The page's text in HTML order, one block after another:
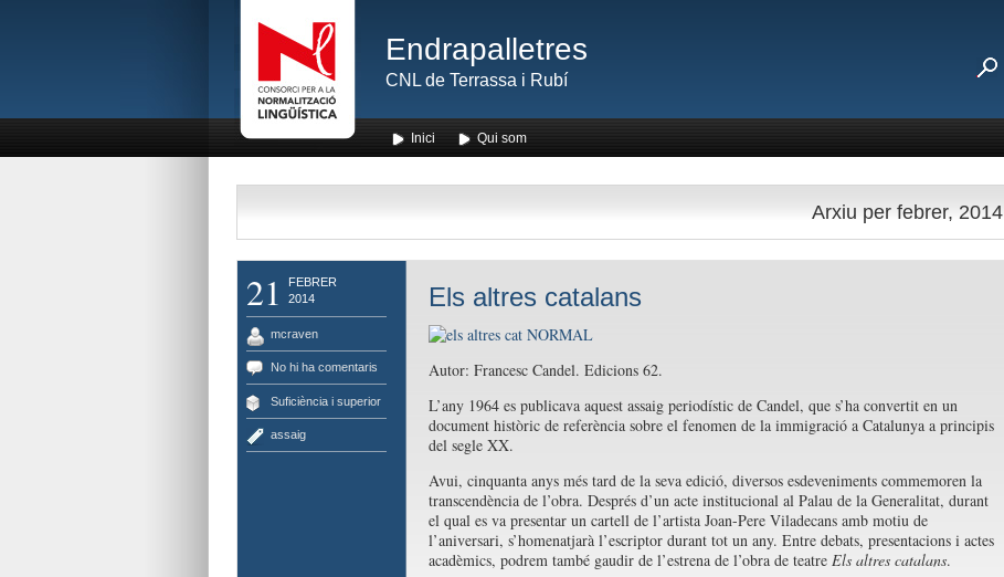
Endrapalletres
CNL de Terrassa i Rubí
Inici Qui som
Arxiu per febrer, 2014
21
FEBRER
2014
mcraven
No hi ha comentaris
Suficiència i superior
assaig
Els altres catalans
Autor: Francesc Candel. Edicions 62.
L’any 1964 es publicava aquest assaig periodístic de Candel, que s’ha convertit en un
document històric de referència sobre el fenomen de la immigració a Catalunya a principis
del segle XX.
Avui, cinquanta anys més tard de la seva edició, diversos esdeveniments commemoren la
transcendència de l’obra. Després d’un acte institucional al Palau de la Generalitat, durant
el qual es va presentar un cartell de l’artista Joan-Pere Viladecans amb motiu de
l’aniversari, s’homenatjarà l’escriptor durant tot un any. Entre debats, presentacions i actes
acadèmics, podrem també gaudir de l’estrena de l’obra de teatreEls altres catalans.